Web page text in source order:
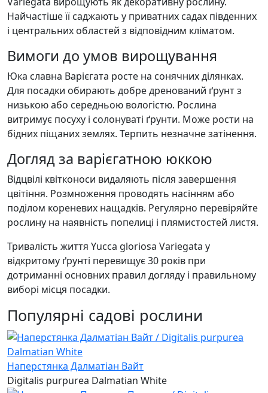
Найчастіше її саджають у приватних садах південних
і центральних областей з відповідним кліматом.
Вимоги до умов вирощування
Юка славна Варієгата росте на сонячних ділянках.
Для посадки обирають добре дренований ґрунт з
низькою або середньою вологістю. Рослина
витримує посуху і солонуваті ґрунти. Може рости на
бідних піщаних землях. Терпить незначне затінення.
Догляд за варієгатною юккою
Відцвілі квітконоси видаляють після завершення
цвітіння. Розмноження проводять насінням або
поділом кореневих нащадків. Регулярно перевіряйте
рослину на наявність попелиці і плямистостей листя.
Тривалість життя Yucca gloriosa Variegata у
відкритому ґрунті перевищує 30 років при
дотриманні основних правил догляду і правильному
виборі місця посадки.
Популярні садові рослини
Наперстянка Далматіан Вайт
Digitalis purpurea Dalmatian White